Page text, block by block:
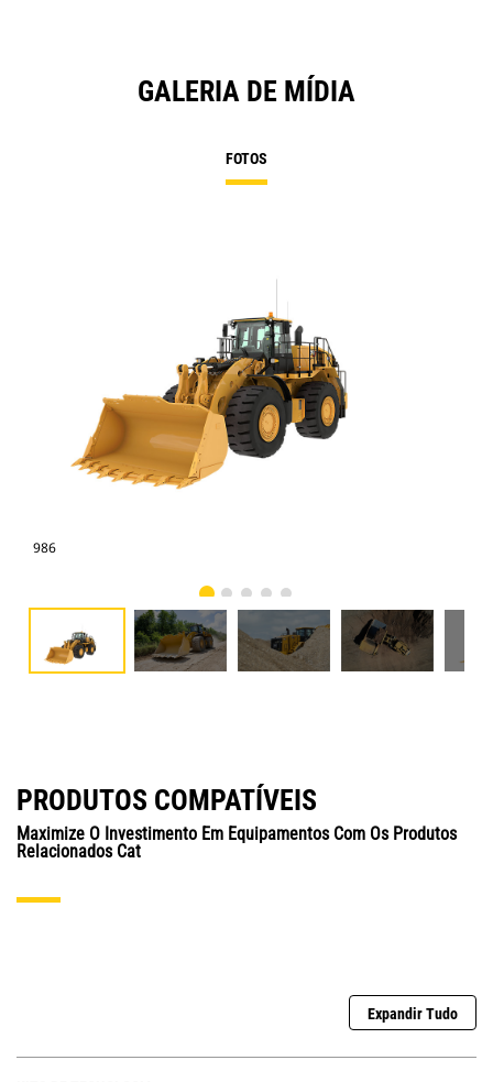
GALERIA DE MÍDIA
FOTOS
986
PRODUTOS COMPATÍVEIS
Maximize O Investimento Em Equipamentos Com Os Produtos
Relacionados Cat
Expandir Tudo